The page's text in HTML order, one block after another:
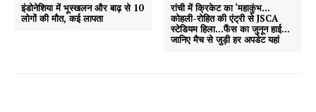
इंडोनेशिया में भूस्खलन और बाढ़ से 10
लोगों की मौत, कई लापता
रांची में क्रिकेट का ‘महाकुंभ…
कोहली-रोहित की एंट्री से JSCA
स्टेडियम हिला…फैंस का जुनून हाई…
जानिए मैच से जुड़ी हर अपडेट यहां